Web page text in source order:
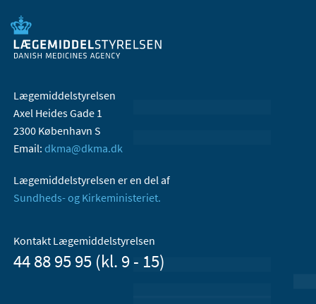
Lægemiddelstyrelsen
Axel Heides Gade 1
2300 København S
Email: dkma@dkma.dk
Lægemiddelstyrelsen er en del af
Sundheds- og Kirkeministeriet.
Kontakt Lægemiddelstyrelsen
44 88 95 95 (kl. 9 - 15)